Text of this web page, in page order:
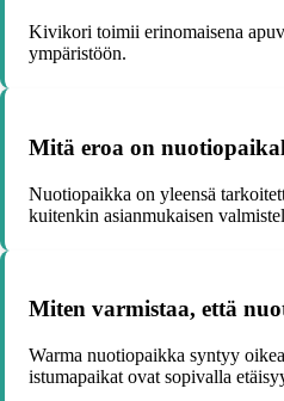
Kivikori toimii erinomaisena
ympäristöön.
Mitä eroa on
Nuotiopaikka on yleensä
kuitenkin asianmukaisen
Miten varmistaa, että
Warma nuotiopaikka syntyy
istumapaikat ovat sopivalla